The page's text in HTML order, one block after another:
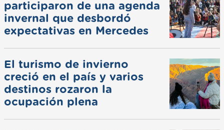
participaron de una agenda
invernal que desbordó
expectativas en Mercedes
El turismo de invierno
creció en el país y varios
destinos rozaron la
ocupación plena